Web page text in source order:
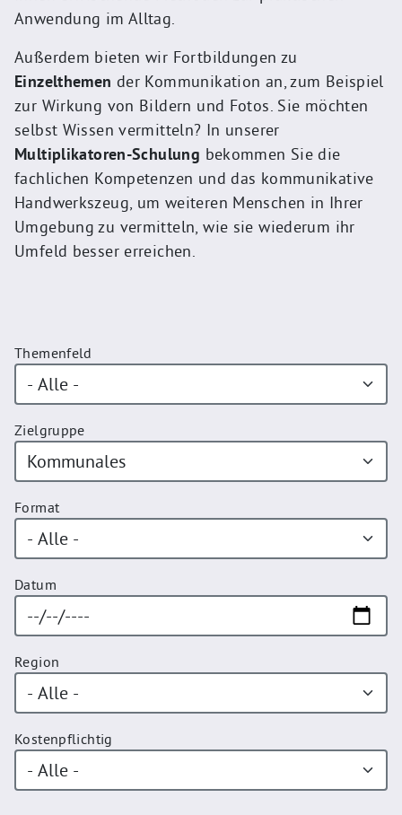
Anwendung im Alltag.
Außerdem bieten wir Fortbildungen zu
Einzelthemen der Kommunikation an, zum Beispiel
zur Wirkung von Bildern und Fotos. Sie möchten
selbst Wissen vermitteln? In unserer
Multiplikatoren-Schulung bekommen Sie die
fachlichen Kompetenzen und das kommunikative
Handwerkszeug, um weiteren Menschen in Ihrer
Umgebung zu vermitteln, wie sie wiederum ihr
Umfeld besser erreichen.
Themenfeld
Zielgruppe
Format
Datum
Region
Kostenpflichtig